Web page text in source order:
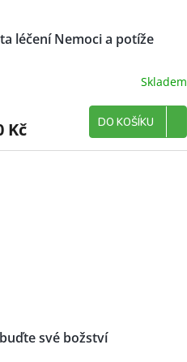
léčení Nemoci a potíže
Skladem
Kč DO KOŠÍKU
své božství